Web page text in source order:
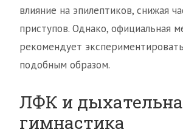
влияние на эпилептиков, снижая
приступов. Однако, официальная
рекомендует
подобным образом.
ЛФК и
гимнастика